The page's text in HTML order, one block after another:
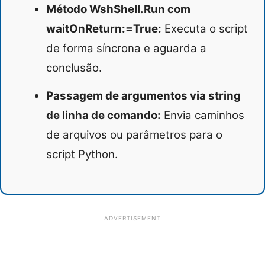
Método WshShell.Run com
waitOnReturn:=True: Executa o script
de forma síncrona e aguarda a
conclusão.
Passagem de argumentos via string
de linha de comando: Envia caminhos
de arquivos ou parâmetros para o
script Python.
ADVERTISEMENT